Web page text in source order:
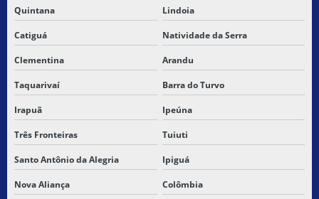
Quintana Lindoia
Catiguá Natividade da Serra
Clementina Arandu
Taquarivaí Barra do Turvo
Irapuã Ipeúna
Três Fronteiras Tuiuti
Santo Antônio da Alegria Ipiguá
Nova Aliança Colômbia